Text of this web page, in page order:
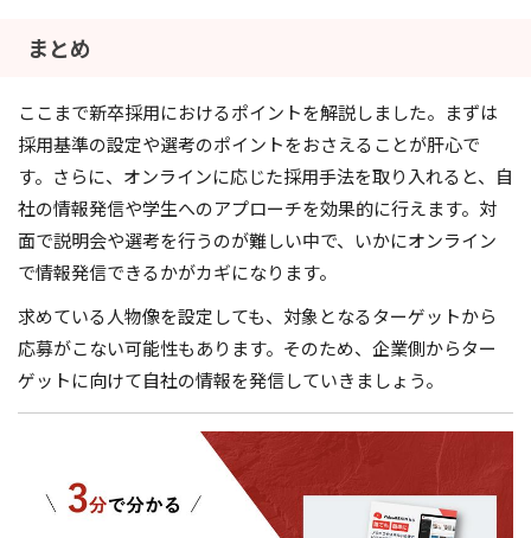
まとめ
ここまで新卒採用におけるポイントを解説しました。まずは
採用基準の設定や選考のポイントをおさえることが肝心で
す。さらに、オンラインに応じた採用手法を取り入れると、自
社の情報発信や学生へのアプローチを効果的に行えます。対
面で説明会や選考を行うのが難しい中で、いかにオンライン
で情報発信できるかがカギになります。
求めている人物像を設定しても、対象となるターゲットから
応募がこない可能性もあります。そのため、企業側からター
ゲットに向けて自社の情報を発信していきましょう。